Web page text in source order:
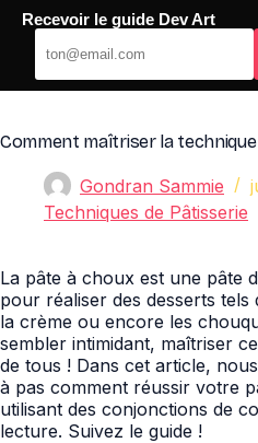
Passer
contenu
Comment maîtriser la technique
Gondran Sammie
Techniques de Pâtisserie
La pâte à choux est une pâte
pour réaliser des desserts
la crème ou encore les
sembler intimidant, maîtriser
de tous ! Dans cet article,
à pas comment réussir votre
utilisant des conjonctions de
lecture. Suivez le guide !
Recevoir le guide Dev Art